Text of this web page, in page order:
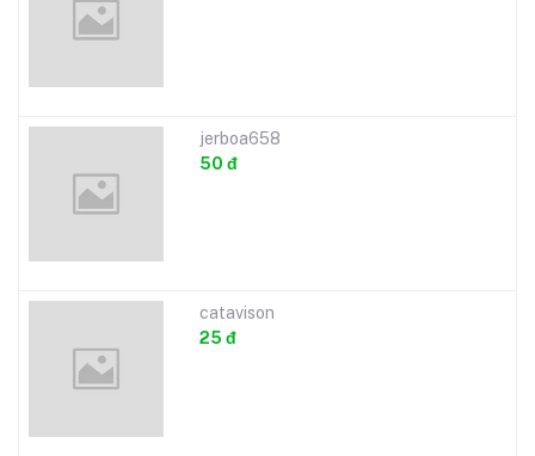
jerboa658
50 đ
catavison
25 đ